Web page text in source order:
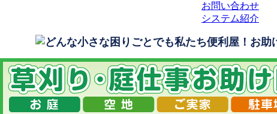
お問い合わせ
システム紹介